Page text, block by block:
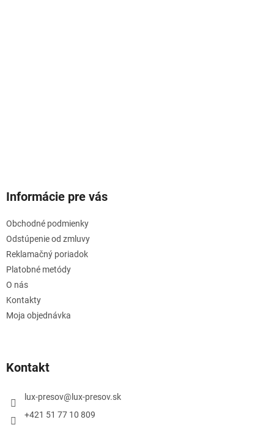
Informácie pre vás
Obchodné podmienky
Odstúpenie od zmluvy
Reklamačný poriadok
Platobné metódy
O nás
Kontakty
Moja objednávka
Kontakt
lux-presov@ lux-presov.sk
+421 51 77 10 809